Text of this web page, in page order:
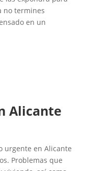
no termines
en un
Alicante
urgente en Alicante
Problemas que